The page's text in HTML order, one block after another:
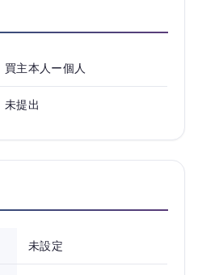
買主本人ー個人
未提出
未設定